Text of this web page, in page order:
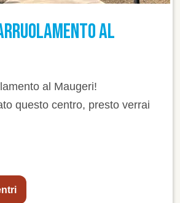
AL
al Maugeri!
questo centro, presto verrai